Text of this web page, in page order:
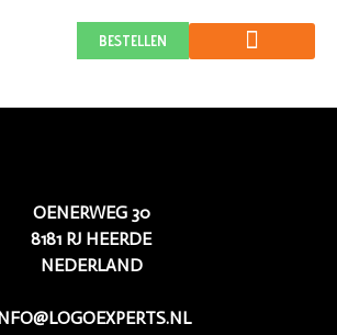
BESTELLEN
Q-Comfort
OENERWEG 30
8181 RJ HEERDE
NEDERLAND